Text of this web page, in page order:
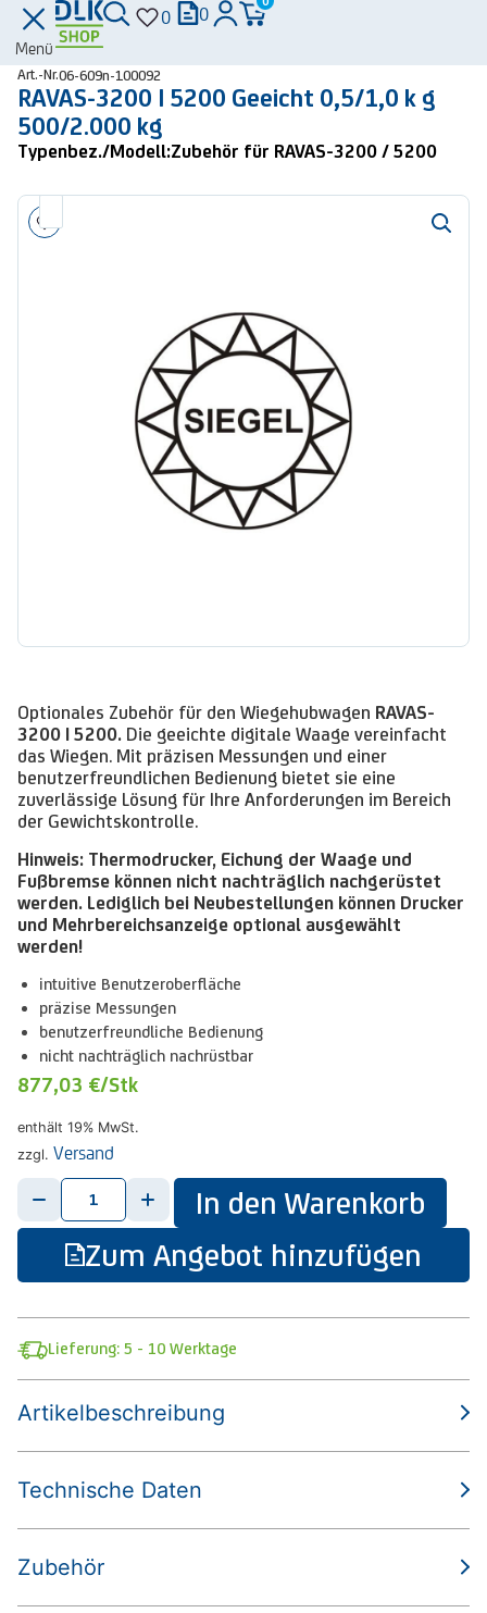
Menü
0 0
Art.-Nr.06-609n-100092
RAVAS-3200 | 5200 Geeicht 0,5/1,0 k g
500/2.000 kg
Typenbez./Modell:Zubehör für RAVAS-3200 / 5200
Optionales Zubehör für den Wiegehubwagen RAVAS-
3200 | 5200. Die geeichte digitale Waage vereinfacht
das Wiegen. Mit präzisen Messungen und einer
benutzerfreundlichen Bedienung bietet sie eine
zuverlässige Lösung für Ihre Anforderungen im Bereich
der Gewichtskontrolle.
Hinweis: Thermodrucker, Eichung der Waage und
Fußbremse können nicht nachträglich nachgerüstet
werden. Lediglich bei Neubestellungen können Drucker
und Mehrbereichsanzeige optional ausgewählt
werden!
intuitive Benutzeroberfläche
präzise Messungen
benutzerfreundliche Bedienung
nicht nachträglich nachrüstbar
877,03 €/Stk
enthält 19% MwSt.
zzgl. Versand
- +
In den Warenkorb
Zum Angebot hinzufügen
Lieferung: 5 - 10 Werktage
Artikelbeschreibung
Technische Daten
Zubehör